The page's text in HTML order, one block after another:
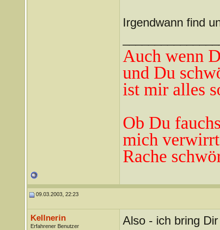
Irgendwann find
Auch wenn
und Du
ist mir alles
Ob Du
mich
Rache
09.03.2003, 22:23
Kellnerin
Erfahrener Benutzer
Also - ich bring